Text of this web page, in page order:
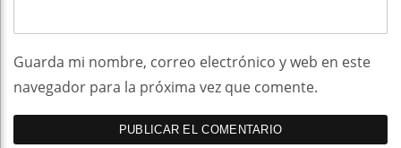
Guarda mi nombre, correo electrónico y web en este
navegador para la próxima vez que comente.